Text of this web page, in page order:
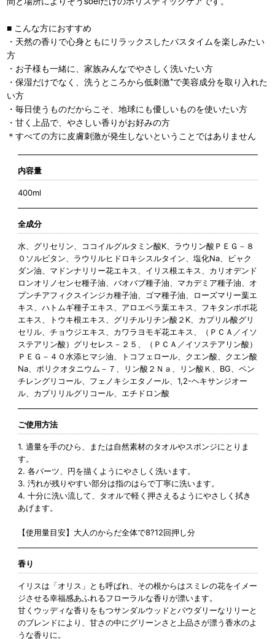
■ こんな方におすすめ
・天然の香りで心身ともにリラックスしたバスタイムを楽しみたい
方
・お子様も一緒に、家族みんなでやさしく洗いたい方
・保湿だけでなく、洗うところから低刺激*で美容成分を取り入れた
い方
・毎日使うものだからこそ、地球にも優しいものを使いたい方
・甘く上品で、やさしい香りがお好みの方
＊すべての方に皮膚刺激が発生しないということではありません
内容量
400ml
全成分
水、グリセリン、ココイルグルタミン酸K、ラウリン酸ＰＥＧ－８
０ソルビタン、ラウリルヒドロキシスルタイン、塩化Na、ビャク
ダン油、マドンナリリー花エキス、イリス根エキス、カリオデンド
ロンオリノセンセ種子油、バオバブ種子油、マカデミア種子油、オ
プンチアフィクスインジカ種子油、ゴマ種子油、ローズマリー葉エ
キス、ハトムギ種子エキス、アロエベラ葉エキス、フキタンポポ花
エキス、トウキ根エキス、グリチルリチン酸２K、カプリル酸グリ
セリル、チョウジエキス、カワラヨモギ花エキス、（ＰＣＡ／イソ
ステアリン酸）グリセレス－２５、（ＰＣＡ／イソステアリン酸）
ＰＥＧ－４０水添ヒマシ油、トコフェロール、クエン酸、クエン酸
Na、ポリクオタニウム－７、リン酸２Ｎａ、リン酸Ｋ、BG、ペン
チレングリコール、フェノキシエタノール、1,2-ヘキサンジオー
ル、カプリリルグリコール、エチドロン酸
ご使用方法
1. 適量を手のひら、または自然素材のタオルやスポンジにとりま
す。
2. 各パーツ、円を描くようにやさしく洗います。
3. 汚れが残りやすい部分は指のはらで丁寧に洗います。
4. 十分に洗い流して、タオルで軽く押さえるようにやさしく拭き
あげます。
【使用量目安】大人のからだ全体で8?12回押し分
香り
イリスは「オリス」とも呼ばれ、その根からはスミレの花をイメー
ジさせる幸福感あふれるフローラルな香りが漂います。
甘くウッディな香りをもつサンダルウッドとパウダリーなリリーと
のブレンドにより、甘さの中にグリーンさと上品さが漂う香水のよ
うな香りに。